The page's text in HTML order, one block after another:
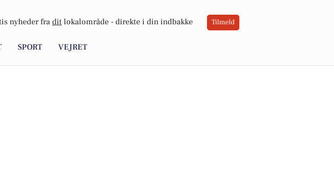
nyheder fra dit lokalområde - direkte i din indbakke Tilmeld
SPORT VEJRET